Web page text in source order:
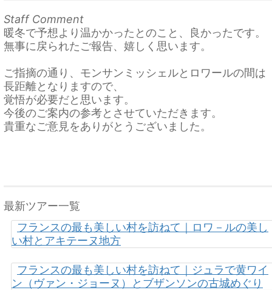
Staff Comment
暖冬で予想より温かかったとのこと、良かったです。
無事に戻られたご報告、嬉しく思います。
ご指摘の通り、モンサンミッシェルとロワールの間は
長距離となりますので、
覚悟が必要だと思います。
今後のご案内の参考とさせていただきます。
貴重なご意見をありがとうございました。
最新ツアー一覧
フランスの最も美しい村を訪ねて｜ロワ－ルの美し
い村とアキテーヌ地方
フランスの最も美しい村を訪ねて｜ジュラで黄ワイ
ン（ヴァン・ジョーヌ）とブザンソンの古城めぐり